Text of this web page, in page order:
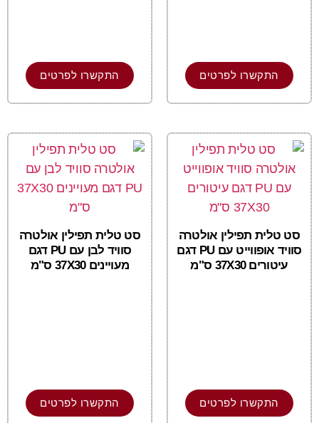
התקשרו לפרטים התקשרו לפרטים
סט טלית תפילין אולטרה
סוויד אופווייט עם PU דגם
עיטורים 37X30 ס"מ
התקשרו לפרטים
סט טלית תפילין אולטרה
סוויד לבן עם PU דגם
מעויינים 37X30 ס"מ
התקשרו לפרטים